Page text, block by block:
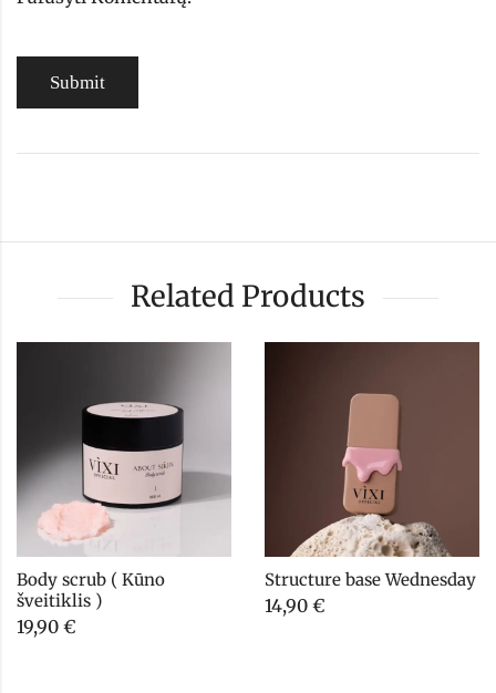
Related Products
Body scrub ( Kūno
šveitiklis )
19,90 €
Structure base Wednesday
14,90 €